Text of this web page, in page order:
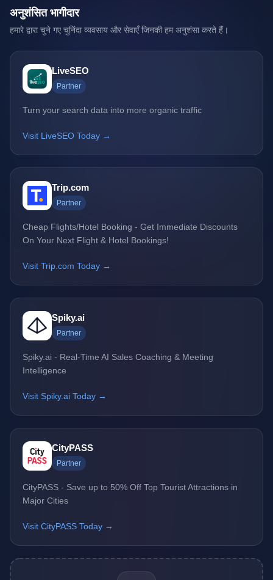
अनुशंसित भागीदार
हमारे द्वारा चुने गए चुनिंदा व्यवसाय और सेवाएँ जिनकी हम अनुशंसा करते हैं।
LiveSEO
Partner
Turn your search data into more organic traffic
Visit LiveSEO Today →
Trip.com
Partner
Cheap Flights/Hotel Booking - Get Immediate Discounts
On Your Next Flight & Hotel Bookings!
Visit Trip.com Today →
Spiky.ai
Partner
Spiky.ai - Real-Time AI Sales Coaching & Meeting
Intelligence
Visit Spiky.ai Today →
CityPASS
Partner
CityPASS - Save up to 50% Off Top Tourist Attractions in
Major Cities
Visit CityPASS Today →